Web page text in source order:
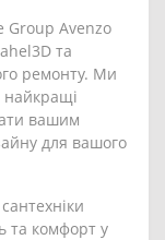
Group Avenzo
та
ремонту. Ми
найкращі
вашим
для вашого
та комфорт у